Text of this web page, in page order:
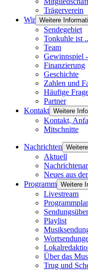
Trägerverein
Wir Weitere
Sendegebiet
Tonkuhle ist
Team
Gewinnspiel
Finanzierung
Geschichte
Zahlen und
Häufige
Partner
Kontakt Weitere
Kontakt,
Mitschnitte
Nachrichten
Aktuell
Neues aus
Programm Weitere
Livestream
Playlist
Über das
Trug und